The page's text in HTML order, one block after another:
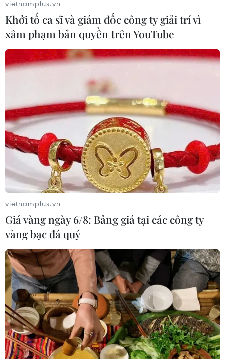
10 quốc gia có tỷ lệ tiêm
vaccine COVID-19 cao nhất thế giới
17/09/2021 08:21
10 nước có tỷ lệ tiêm đủ liều vaccine COVID-19 cao nhất
là Bồ Đào Nha, Malta, Iceland, UAE, Tây Ban Nha,
Singapore, Qatar, Đan Mạch, Uruguay và Chile.
Philippines không khuyến nghị dùng
thuốc Ivermectin điều trị COVID-19
17/09/2021 12:34
Thứ trưởng Y tế Philippines khẳng định: “Dựa trên bằng
vietnamplus.vn
Khởi tố ca sĩ và giám đốc công ty giải trí vì
xâm phạm bản quyền trên YouTube
vietnamplus.vn
Giá vàng ngày 6/8: Bảng giá tại các công ty
vàng bạc đá quý